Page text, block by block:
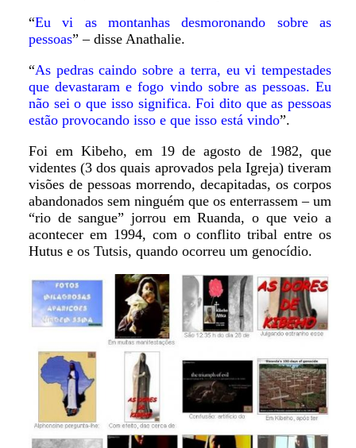
“Eu vi as montanhas desmoronando sobre as
pessoas” – disse Anathalie.
“As pedras caindo sobre a terra, eu vi tempestades
que devastaram e fogo vindo sobre as pessoas. Eu
não sei o que isso significa. Foi dito que as pessoas
estão provocando isso e que isso está vindo”.
Foi em Kibeho, em 19 de agosto de 1982, que
videntes (3 dos quais aprovados pela Igreja) tiveram
visões de pessoas morrendo, decapitadas, os corpos
abandonados sem ninguém que os enterrassem – um
“rio de sangue” jorrou em Ruanda, o que veio a
acontecer em 1994, com o conflito tribal entre os
Hutus e os Tutsis, quando ocorreu um genocídio.